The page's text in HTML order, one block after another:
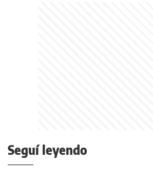
Seguí leyendo